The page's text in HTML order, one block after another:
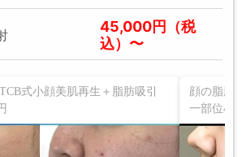
45,000円（税
込）〜
式小顔美肌再生＋脂肪吸引
顔の脂肪
一部位